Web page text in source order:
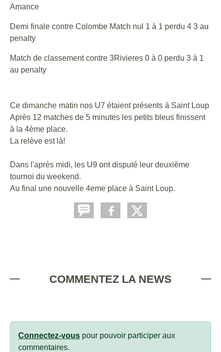
Amance
Demi finale contre Colombe Match nul 1 à 1 perdu 4 3 au
penalty
Match de classement contre 3Rivieres 0 à 0 perdu 3 à 1
au penalty
Ce dimanche matin nos U7 étaient présents à Saint Loup
Après 12 matches de 5 minutes les petits bleus finissent
à la 4ème place.
La relève est là!
Dans l'après midi, les U9 ont disputé leur deuxième
tournoi du weekend.
Au final une nouvelle 4eme place à Saint Loup.
COMMENTEZ LA NEWS
Connectez-vous pour pouvoir participer aux
commentaires.